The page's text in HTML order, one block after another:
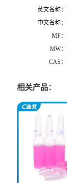
英文名称：
中文名称：
MF：
MW：
CAS：
相关产品：